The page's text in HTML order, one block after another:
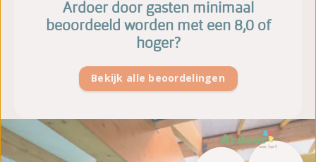
Ardoer door gasten minimaal
beoordeeld worden met een 8,0 of
hoger?
Bekijk alle beoordelingen